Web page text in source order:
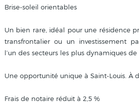
Brise-soleil orientables
Un bien rare, idéal pour une résidence
transfrontalier ou un investissement
l’un des secteurs les plus dynamiques de
Une opportunité unique à Saint-Louis. À
Frais de notaire réduit à 2,5 %